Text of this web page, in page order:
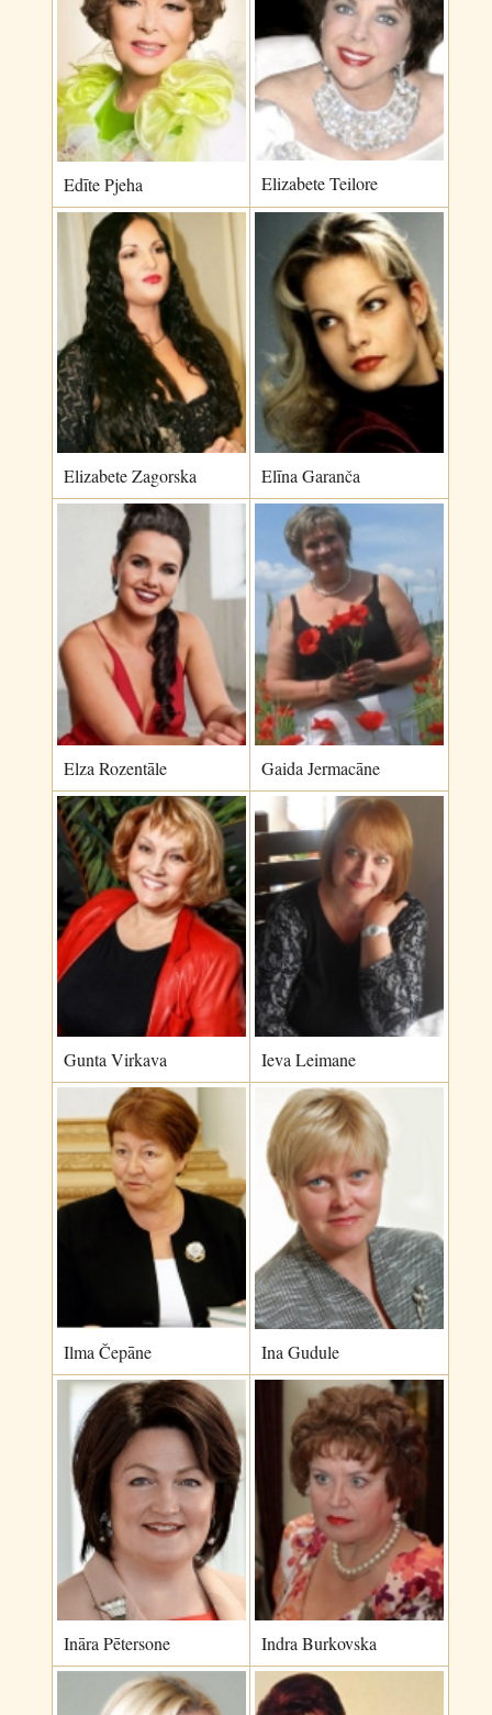
Edīte Pjeha Elizabete Teilore
Elizabete Zagorska Elīna Garanča
Elza Rozentāle Gaida Jermacāne
Gunta Virkava Ieva Leimane
Ilma Čepāne Ina Gudule
Ināra Pētersone Indra Burkovska